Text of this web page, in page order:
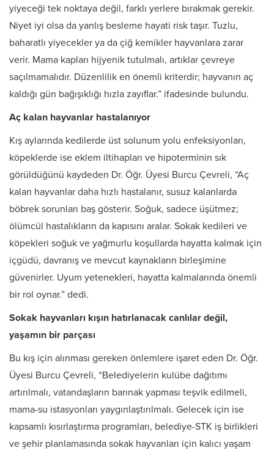
yiyeceği tek noktaya değil, farklı yerlere bırakmak gerekir.
Niyet iyi olsa da yanlış besleme hayati risk taşır. Tuzlu,
baharatlı yiyecekler ya da çiğ kemikler hayvanlara zarar
verir. Mama kapları hijyenik tutulmalı, artıklar çevreye
saçılmamalıdır. Düzenlilik en önemli kriterdir; hayvanın aç
kaldığı gün bağışıklığı hızla zayıflar.” ifadesinde bulundu.
Aç kalan hayvanlar hastalanıyor
Kış aylarında kedilerde üst solunum yolu enfeksiyonları,
köpeklerde ise eklem iltihapları ve hipoterminin sık
görüldüğünü kaydeden Dr. Öğr. Üyesi Burcu Çevreli, “Aç
kalan hayvanlar daha hızlı hastalanır, susuz kalanlarda
böbrek sorunları baş gösterir. Soğuk, sadece üşütmez;
ölümcül hastalıkların da kapısını aralar. Sokak kedileri ve
köpekleri soğuk ve yağmurlu koşullarda hayatta kalmak için
içgüdü, davranış ve mevcut kaynakların birleşimine
güvenirler. Uyum yetenekleri, hayatta kalmalarında önemli
bir rol oynar.” dedi.
Sokak hayvanları kışın hatırlanacak canlılar değil,
yaşamın bir parçası
Bu kış için alınması gereken önlemlere işaret eden Dr. Öğr.
Üyesi Burcu Çevreli, “Belediyelerin kulübe dağıtımı
artırılmalı, vatandaşların barınak yapması teşvik edilmeli,
mama-su istasyonları yaygınlaştırılmalı. Gelecek için ise
kapsamlı kısırlaştırma programları, belediye-STK iş birlikleri
ve şehir planlamasında sokak hayvanları için kalıcı yaşam